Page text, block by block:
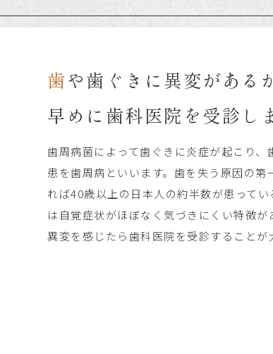
歯や歯ぐきに異変がある
早めに歯科医院を受診し
歯周病菌によって歯ぐきに炎症が起こり
患を歯周病といいます。歯を失う原因の
れば40歳以上の日本人の約半数が患って
は自覚症状がほぼなく気づきにくい特徴
異変を感じたら歯科医院を受診することが